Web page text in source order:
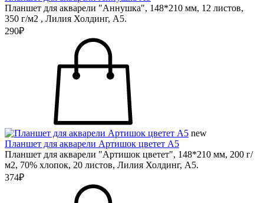
Планшет для акварели "Аннушка", 148*210 мм, 12 листов,
350 г/м2 , Лилия Холдинг, А5.
290₽
new
Планшет для акварели Артишок цветет А5
Планшет для акварели "Артишок цветет", 148*210 мм, 200 г/
м2, 70% хлопок, 20 листов, Лилия Холдинг, А5.
374₽